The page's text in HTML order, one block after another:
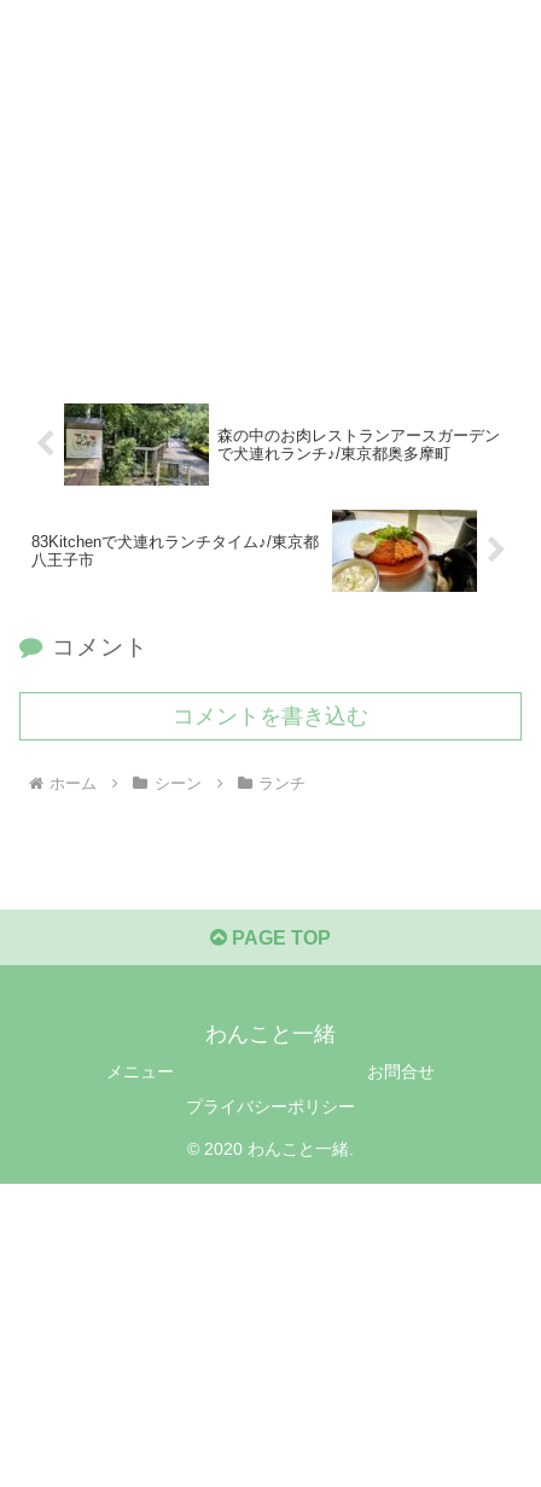
森の中のお肉レストランアースガーデン
で犬連れランチ♪/東京都奥多摩町
83Kitchenで犬連れランチタイム♪/東京都
八王子市
コメント
コメントを書き込む
ホーム シーン ランチ
PAGE TOP
わんこと一緒
メニュー
お問合せ
プライバシーポリシー
© 2020 わんこと一緒.